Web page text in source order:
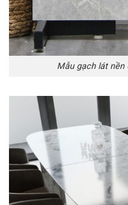
Mẫu gạch lát nền